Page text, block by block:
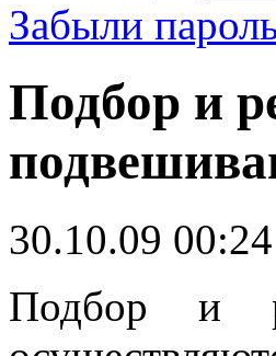
Забыли
Подбор и
30.10.09 00:24
Подбор и